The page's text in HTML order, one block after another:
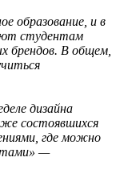
образование, и в
студентам
брендов. В общем,
дизайна
состоявшихся
где можно
—